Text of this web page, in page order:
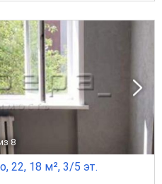
8
22, 18 м², 3/5 эт.